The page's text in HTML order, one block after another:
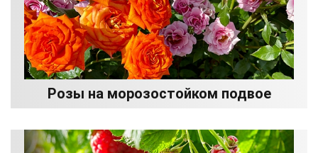
Розы на морозостойком подвое